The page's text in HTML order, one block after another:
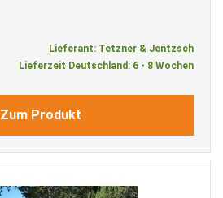
Lieferant: Tetzner & Jentzsch
Lieferzeit Deutschland: 6 - 8 Wochen
Zum Produkt